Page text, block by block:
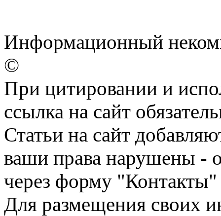
Информационный
©
При цитировании и
ссылка на сайт
Статьи на сайт
ваши права нарушены -
через форму "Контакты"
Для размещения своих